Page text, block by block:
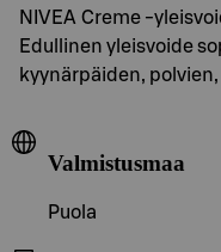
NIVEA Creme -
Edullinen yleisvoide
kyynärpäiden,
Valmistusmaa
Puola